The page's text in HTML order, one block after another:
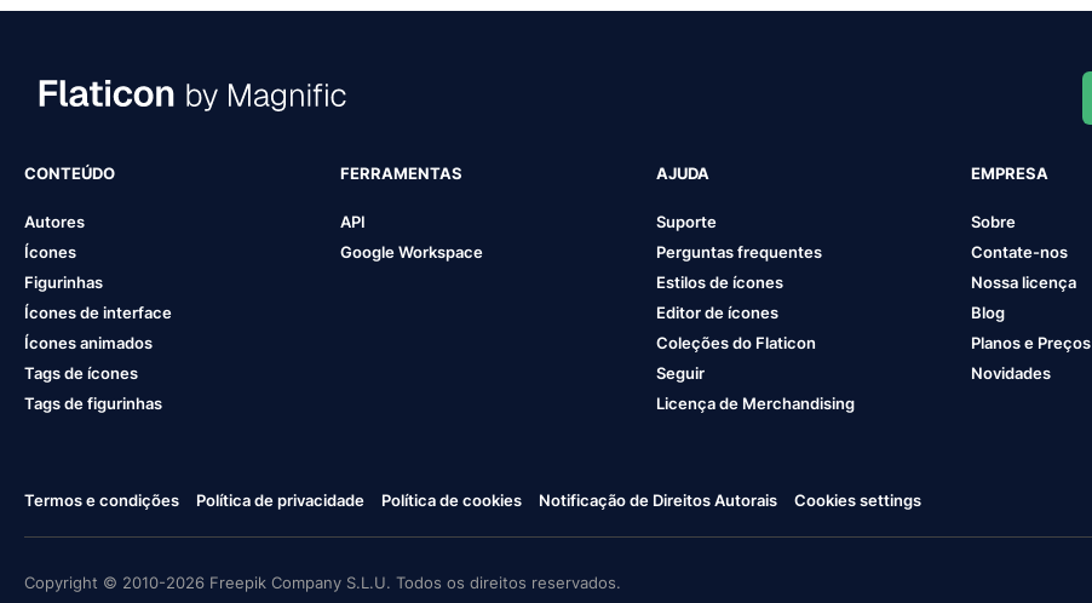
CONTEÚDO
Autores
Ícones
Figurinhas
Ícones de interface
Ícones animados
Tags de ícones
Tags de figurinhas
FERRAMENTAS
API
Google Workspace
AJUDA
Suporte
Perguntas frequentes
Estilos de ícones
Editor de ícones
Coleções do Flaticon
Seguir
Licença de Merchandising
EMPRESA
Sobre
Contate-nos
Nossa licença
Blog
Planos e Preços
Novidades
Termos e condições Política de privacidade Política de cookies Notificação de Direitos Autorais Cookies settings
Copyright © 2010-2026 Freepik Company S.L.U. Todos os direitos reservados.